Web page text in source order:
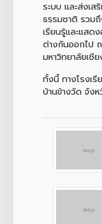
ระบบ และส่งเ
ธรรมชาติ รวม
เรียนรู้และแส
ต่างกันออกไป
มหาวิทยาลัยเชีย
ทั้งนี้ ทางโรงเ
บ้านข้างวัด จัง